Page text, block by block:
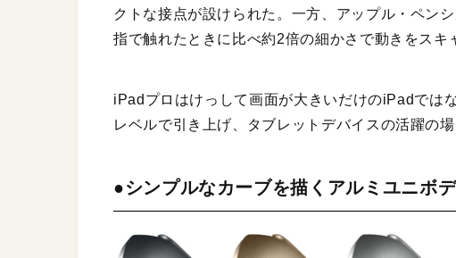
クトな接点が設けられた。一方、アップル・ペン
指で触れたときに比べ約2倍の細かさで動きをスキ
iPadプロはけっして画面が大きいだけのiPadでは
レベルで引き上げ、タブレットデバイスの活躍の
●シンプルなカーブを描くアルミユニボ